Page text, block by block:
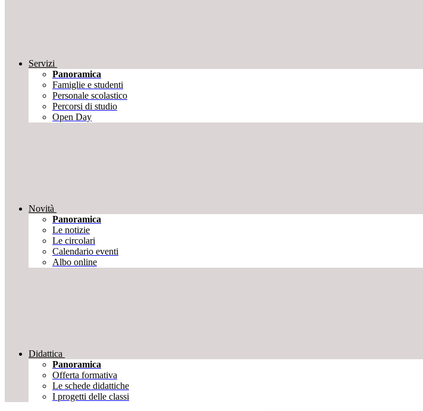
Servizi
Panoramica
Famiglie e studenti
Personale scolastico
Percorsi di studio
Open Day
Novità
Panoramica
Le notizie
Le circolari
Calendario eventi
Albo online
Didattica
Panoramica
Offerta formativa
Le schede didattiche
I progetti delle classi